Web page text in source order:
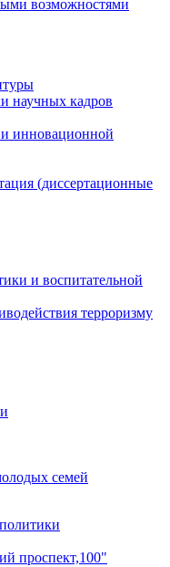
возможностями
научных кадров
инновационной
(диссертационные
и воспитательной
терроризму
семей
проспект,100"